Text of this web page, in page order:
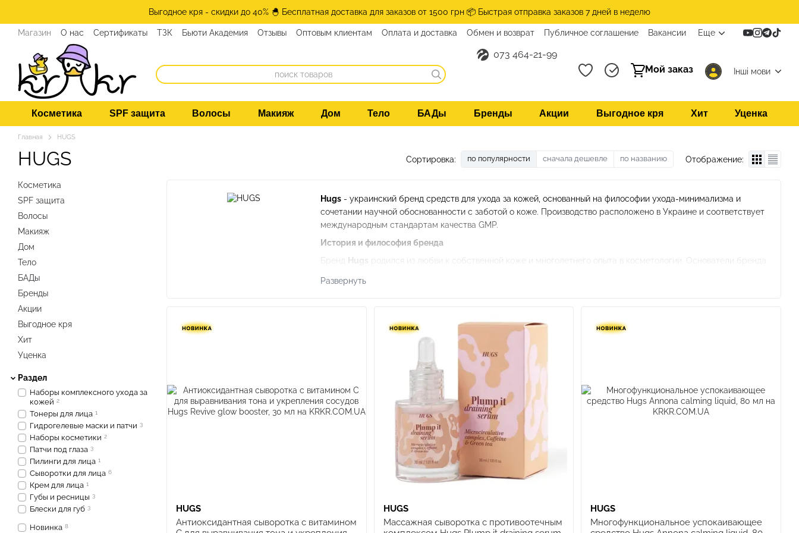
Выгодное кря - скидки до 40% 🐣 Бесплатная доставка для заказов от 1500 грн 📦 Быстрая отправка заказов 7 дней в неделю
Магазин О нас Сертификаты ТЗК Бьюти Академия Отзывы Оптовым клиентам Оплата и доставка Обмен и возврат Публичное соглашение Вакансии Еще
073 464-21-99
Мой заказ
Інші мови
Косметика SPF защита Волосы Макияж Дом Тело БАДы Бренды Акции Выгодное кря Хит Уценка
Главная HUGS
HUGS Сортировка: по популярности сначала дешевле по названию Отображение:
Hugs - украинский бренд средств для ухода за кожей, основанный на философии ухода-минимализма и
сочетании научной обоснованности с заботой о коже. Производство расположено в Украине и соответствует
международным стандартам качества GMP.
История и философия бренда
Бренд
Hugs
родился из любви к собственной коже и многолетнего опыта в косметологии. Основатели бренда
помочь получить лучший результат с минимальным количеством средств в ежедневной рутине.
средств, которые реально закрывают потребности кожи.
Ключевые принципы бренда:
Научная обоснованность- каждый компонент в составе имеет подтвержденную эффективность, формулы
основаны на современных достижениях дерматологии и косметической химии
Чистая формула- состав максимально физиологичный, без лишней нагрузки на кожу
Производство в Украине- контроль качества на каждом этапе производства по стандартам GMP
- реалистичные ожидания от продуктов без преувеличений и навязывания
- поддержка любых состояний кожи, от пор и высыпаний до чувствительности
Hugsв Украине
Mirror Overnight Peel
- ночной пилинг для обновления и сияния кожи
- успокаивающий тонер-эссенция для чувствительной и раздраженной кожи
Развернуть
HUGS
Антиоксидантная сыворотка с витамином
HUGS
Массажная сыворотка с противоотечным
HUGS
Многофункциональное успокаивающее
Косметика
SPF защита
Волосы
Макияж
Дом
Тело
БАДы
Бренды
Акции
Выгодное кря
Хит
Уценка
Раздел
Наборы комплексного ухода за
кожей 2
Тонеры для лица 1
Гидрогелевые маски и патчи 3
Наборы косметики 2
Патчи под глаза 3
Пилинги для лица 1
Сыворотки для лица 6
Крем для лица 1
Губы и ресницы 3
Блески для губ 3
Новинка 8